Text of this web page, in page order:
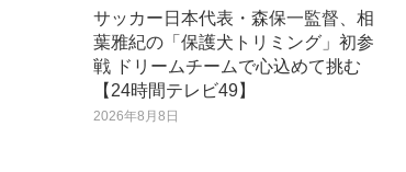
サッカー日本代表・森保一監督、相
葉雅紀の「保護犬トリミング」初参
戦 ドリームチームで心込めて挑む
【24時間テレビ49】
2026年8月8日